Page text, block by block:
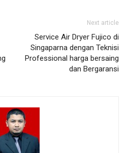
Next article
Service Air Dryer Fujico di
Singaparna dengan Teknisi
Professional harga bersaing
dan Bergaransi